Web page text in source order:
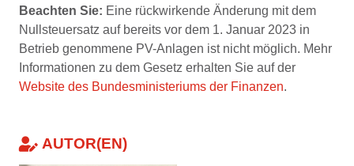
Beachten Sie: Eine rückwirkende Änderung mit dem
Nullsteuersatz auf bereits vor dem 1. Januar 2023 in
Betrieb genommene PV-Anlagen ist nicht möglich. Mehr
Informationen zu dem Gesetz erhalten Sie auf der
Website des Bundesministeriums der Finanzen.
AUTOR(EN)